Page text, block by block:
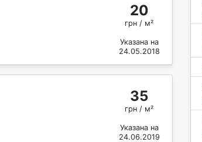
20
грн / м²
Указана на
24.05.2018
35
грн / м²
Указана на
24.06.2019